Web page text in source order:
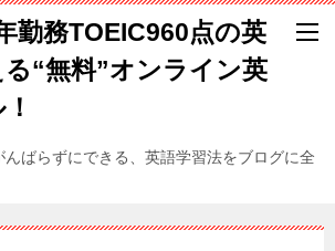
勤務TOEIC960点の英
“無料”オンライン英
んばらずにできる、英語学習法をブログに全